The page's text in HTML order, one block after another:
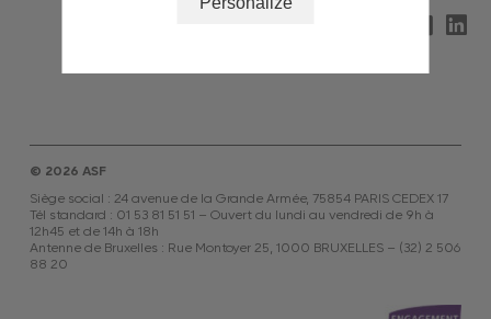
© 2026 ASF
Siège social : 24 avenue de la Grande Armée, 75854 PARIS CEDEX 17
Tél standard : 01 53 81 51 51 – Ouvert du lundi au vendredi de 9h à
12h45 et de 14h à 18h
Antenne de Bruxelles : Rue Montoyer 25, 1000 BRUXELLES – (32) 2 506
88 20